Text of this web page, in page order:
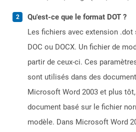
Qu'est-ce que le format DOT ?
Les fichiers avec extension
DOC ou DOCX. Un fichier de
partir de ceux-ci. Ces
sont utilisés dans des
Microsoft Word 2003 et plus
document basé sur le fichier
modèle. Dans Microsoft Word